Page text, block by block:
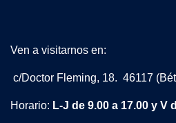
Ven a visitarnos en:
c/Doctor Fleming, 18. 46117
Horario: L-J de 9.00 a 17.00 y V